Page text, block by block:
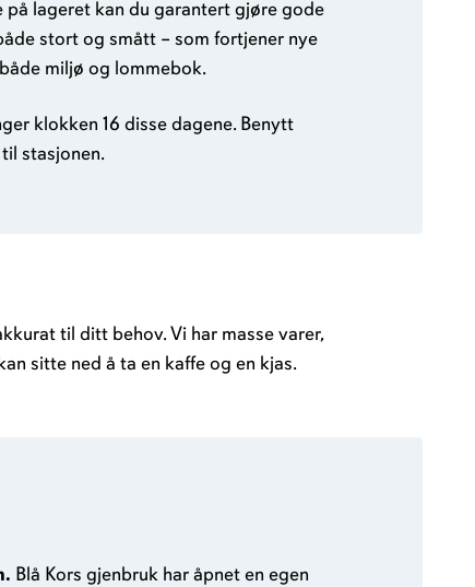
på lageret kan du garantert gjøre gode
stort og smått – som fortjener nye
miljø og lommebok.
klokken 16 disse dagene. Benytt
stasjonen.
til ditt behov. Vi har masse varer,
sitte ned å ta en kaffe og en kjas.
Blå Kors gjenbruk har åpnet en egen